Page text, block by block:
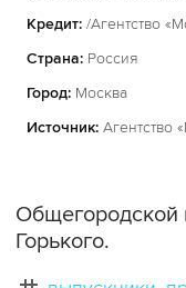
Кредит: /Агентство
Страна: Россия
Город: Москва
Источник: Агентство
Общегородской
Горького.